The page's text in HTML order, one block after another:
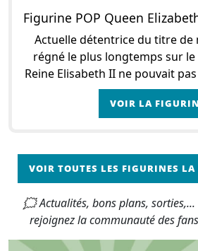
Actuelle détentrice du titre de
régné le plus longtemps sur
Reine Elisabeth II ne pouvait
figurine POP. Celle qui a
VOIR LA
VOIR TOUTES LES FIGURINES
🗯 Actualités, bons plans,
rejoignez la communauté des